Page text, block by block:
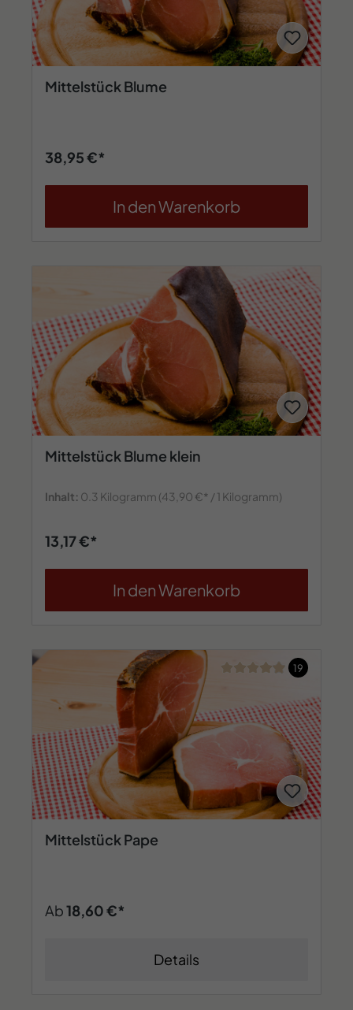
Mittelstück Blume
38,95 €*
In den Warenkorb
Mittelstück Blume klein
Inhalt: 0.3 Kilogramm (43,90 €* / 1 Kilogramm)
13,17 €*
In den Warenkorb
Durchschnittliche
19
Mittelstück Pape
Ab18,60 €*
Details